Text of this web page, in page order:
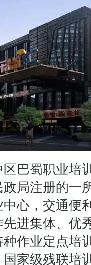
巴蜀职业培
局注册的一
心，交通便
进集体、优
作业定点培
家级残联培